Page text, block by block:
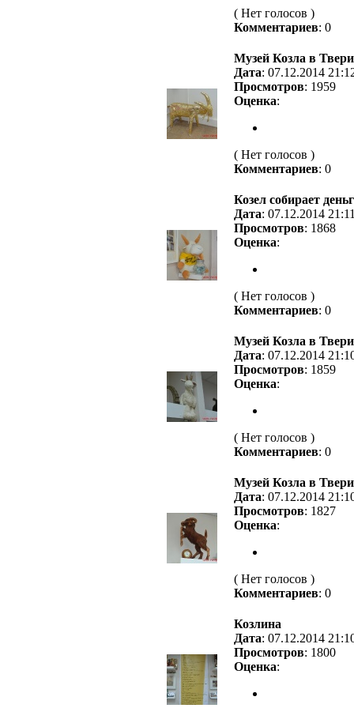
( Нет голосов )
Комментариев: 0
Музей Козла в Твери
Дата: 07.12.2014
Просмотров: 1959
Оценка:
( Нет голосов )
Комментариев: 0
Козел собирает
Дата: 07.12.2014 21:11
Просмотров: 1868
Оценка:
( Нет голосов )
Комментариев: 0
Музей Козла в Твери
Дата: 07.12.2014
Просмотров: 1859
Оценка:
( Нет голосов )
Комментариев: 0
Музей Козла в Твери
Дата: 07.12.2014
Просмотров: 1827
Оценка:
( Нет голосов )
Комментариев: 0
Козлина
Дата: 07.12.2014
Просмотров: 1800
Оценка: